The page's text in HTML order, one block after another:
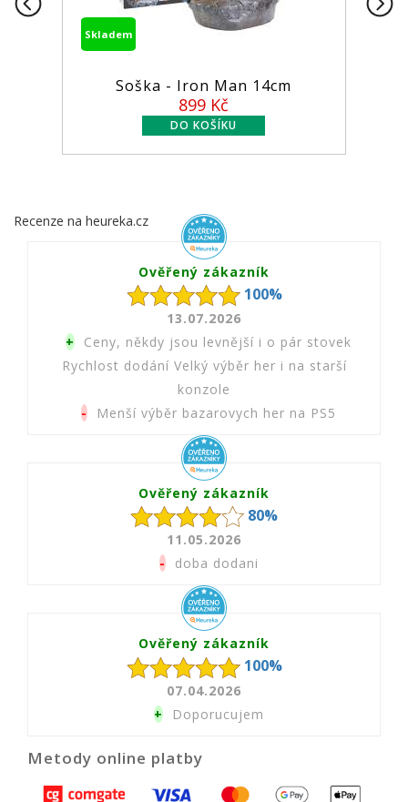
Soška - Iron Man 14cm
Recenze na heureka.cz
Ověřený zákazník
100%
13.07.2026
+ Ceny, někdy jsou levnější i o pár stovek
Rychlost dodání Velký výběr her i na starší
konzole
- Menší výběr bazarovych her na PS5
Ověřený zákazník
80%
11.05.2026
-doba dodani
Ověřený zákazník
100%
07.04.2026
+Doporucujem
Metody online platby